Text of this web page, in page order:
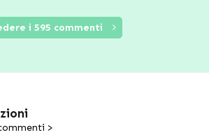
i 595 commenti
>